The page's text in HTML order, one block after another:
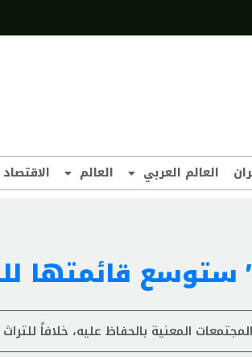
العالم العربي العالم الاقتصاد
ستوسع قائمتها
المعنية بالحفاظ عليه، خلافاً